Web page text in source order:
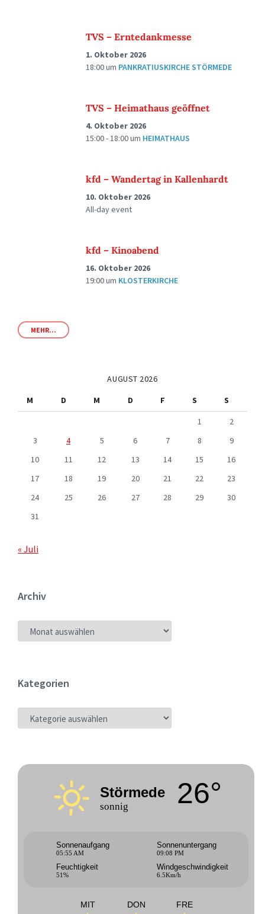
TVS – Erntedankmesse
1. Oktober 2026
18:00um PANKRATIUSKIRCHE STÖRMEDE
TVS – Heimathaus geöffnet
4. Oktober 2026
15:00 - 18:00um HEIMATHAUS
kfd – Wandertag in Kallenhardt
10. Oktober 2026
All-day event
kfd – Kinoabend
16. Oktober 2026
19:00um KLOSTERKIRCHE
MEHR...
AUGUST 2026
M
D M D F S
S
1
2
3
4 5 6 7 8
9
10
11 12 13 14 15
16
17
18 19 20 21 22
23
24
25 26 27 28 29
30
31
« Juli
Archiv
ARCHIV
Kategorien
KATEGORIEN
Störmede
sonnig 26°
Sonnenaufgang
05:55 AM
Sonnenuntergang
09:08 PM
Feuchtigkeit
51%
Windgeschwindigkeit
6.5Km/h
MIT DON FRE